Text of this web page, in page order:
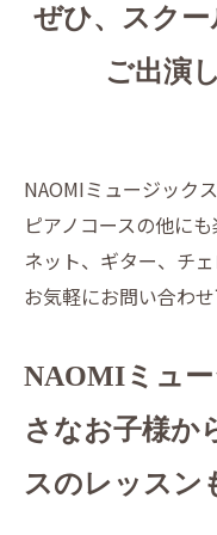
ぜひ、スク
ご出演
NAOMIミュージック
ピアノコースの他に
ネット、ギター、チ
お気軽にお問い合わ
NAOMIミュ
さなお子様か
スのレッス